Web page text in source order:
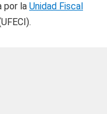
por la Unidad Fiscal